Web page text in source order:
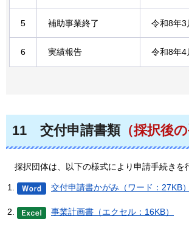
5 補助事業終了 令和8年3
6 実績報告 令和8年4
11 交付申請書類（採択後の
採択団体は 、以下の様式により申請手続きを
交付申請書かがみ（ワード：27KB）
事業計画書（エクセル：16KB）